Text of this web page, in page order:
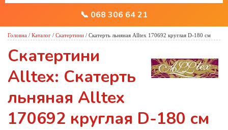
📞 068 306 64 21
Головна / Каталог / Скатертини / Скатерть льняная Alltex 170692 круглая D-180 см
Скатертини
Alltex: Скатерть
льняная Alltex
170692 круглая D-180 см